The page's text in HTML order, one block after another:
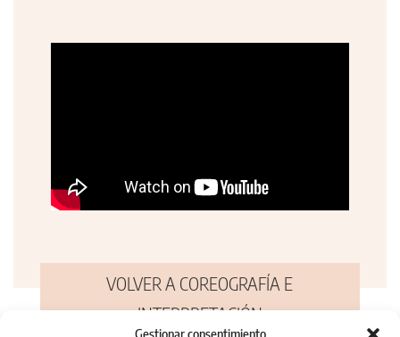
Gestionar consentimiento
VOLVER A COREOGRAFÍA E
INTERPRETACIÓN